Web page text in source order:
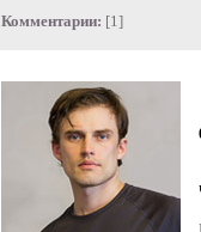
Комментарии: [1]